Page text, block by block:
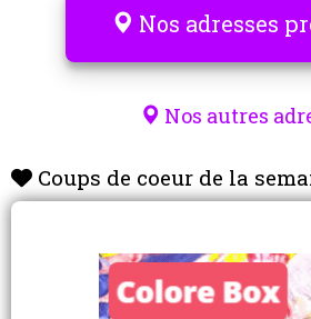
Nos adresses
Nos autres
Coups de coeur de la